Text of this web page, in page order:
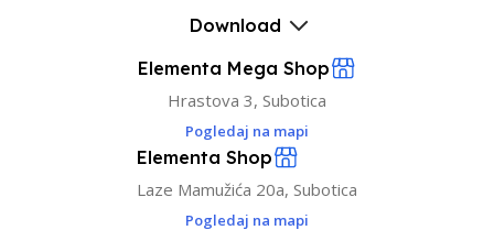
Download
Elementa Mega Shop
Hrastova 3, Subotica
Pogledaj na mapi
Elementa Shop
Laze Mamužića 20a, Subotica
Pogledaj na mapi